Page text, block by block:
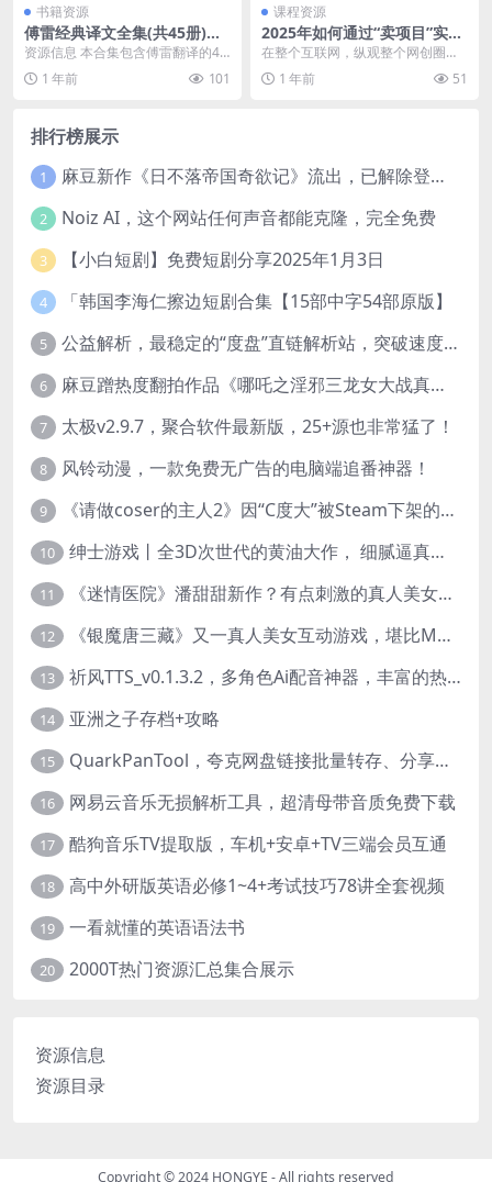
书籍资源
傅雷经典译文全集(共45册)
[大合集]
资源信息 本合集包含傅雷翻译的45
部经典外国名著，涵盖巴尔扎克、
罗曼·罗兰、伏尔...
1 年前 101
课程资源
2025年如何通过“卖项目”实现
年入100w
在整个互联网，纵观整个网创圈，
站在金字塔食物链顶端的人一定是
这些教别人赚钱的知识...
1 年前 51
排行榜展示
1 麻豆新作《日不落帝国奇欲记》流出，已解除登录验证！
2 Noiz AI，这个网站任何声音都能克隆，完全免费
3 【小白短剧】免费短剧分享2025年1月3日
4 「韩国李海仁擦边短剧合集【15部中字54部原版】
5 公益解析，最稳定的“度盘”直链解析站，突破速度限制
6 麻豆蹭热度翻拍作品《哪吒之淫邪三龙女大战真阳魔童》 已上线
7 太极v2.9.7，聚合软件最新版，25+源也非常猛了！
8 风铃动漫，一款免费无广告的电脑端追番神器！
9 《请做coser的主人2》因“C度大”被Steam下架的真人美女互动游戏！
10 绅士游戏丨全3D次世代的黄油大作， 细腻逼真的双人互动狂想曲！
11 《迷情医院》潘甜甜新作？有点刺激的真人美女互动游戏
12 《银魔唐三藏》又一真人美女互动游戏，堪比M豆！
13 祈风TTS_v0.1.3.2，多角色Ai配音神器，丰富的热门音色
14 亚洲之子存档+攻略
15 QuarkPanTool，夸克网盘链接批量转存、分享和下载工具
16 网易云音乐无损解析工具，超清母带音质免费下载
17 酷狗音乐TV提取版，车机+安卓+TV三端会员互通
18 高中外研版英语必修1~4+考试技巧78讲全套视频
19 一看就懂的英语语法书
20 2000T热门资源汇总集合展示
资源信息
资源目录
Copyright © 2024 HONGYE - All rights reserved